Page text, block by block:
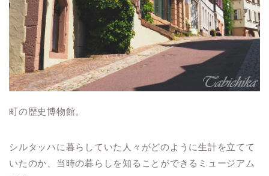
町の歴史博物館。
シルタッハに暮らしていた人々がどのように生計を立てて
いたのか、当時の暮らしを知ることができるミュージアム